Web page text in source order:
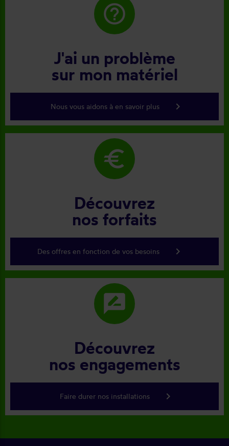
help_outline
J'ai un problème
sur mon matériel
Nous vous aidons à en savoir plus keyboard_arrow_right
euro
Découvrez
nos forfaits
Des offres en fonction de vos besoins keyboard_arrow_right
rate_review
Découvrez
nos engagements
Faire durer nos installations keyboard_arrow_right